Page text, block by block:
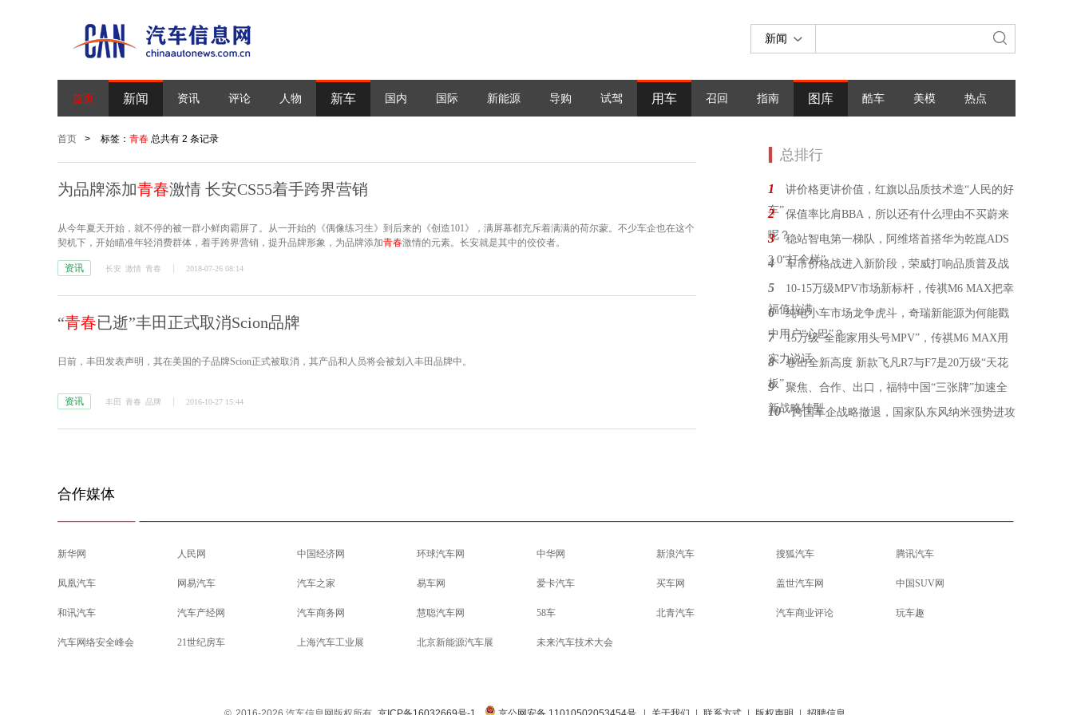
新闻
首页 新闻 资讯 评论 人物 新车 国内 国际 新能源 导购 试驾 用车 召回 指南 图库 酷车 美模 热点
首页 > 标签： 青春 总共有 2 条记录
为品牌添加青春激情 长安CS55着手跨界营销
从今年夏天开始，就不停的被一群小鲜肉霸屏了。从一开始的《偶像练习生》到后来的《创造101》，满屏幕都充斥着满满的荷尔蒙。不少车企也在这个
契机下，开始瞄准年轻消费群体，着手跨界营销，提升品牌形象，为品牌添加青春激情的元素。长安就是其中的佼佼者。
资讯 长安 激情 青春 2018-07-26 08:14
“青春已逝”丰田正式取消Scion品牌
日前，丰田发表声明，其在美国的子品牌Scion正式被取消，其产品和人员将会被划入丰田品牌中。
资讯 丰田 青春 品牌 2016-10-27 15:44
总排行
1
讲价格更讲价值，红旗以品质技术造“人民的好
车”
2
保值率比肩BBA，所以还有什么理由不买蔚来
呢？
3
稳站智电第一梯队，阿维塔首搭华为乾崑ADS
3.0“打个样”
4 车市价格战进入新阶段，荣威打响品质普及战
5
10-15万级MPV市场新标杆，传祺M6 MAX把幸
福值拉满
6
纯电小车市场龙争虎斗，奇瑞新能源为何能戳
中用户“心巴”？
7
15万级“全能家用头号MPV”，传祺M6 MAX用
实力说话
8
卷出全新高度 新款飞凡R7与F7是20万级“天花
板”
9
聚焦、合作、出口，福特中国“三张牌”加速全
新战略转型
10 跨国车企战略撤退，国家队东风纳米强势进攻
合作媒体
新华网 人民网 中国经济网 环球汽车网 中华网 新浪汽车 搜狐汽车 腾讯汽车
凤凰汽车 网易汽车 汽车之家 易车网 爱卡汽车 买车网 盖世汽车网 中国SUV网
和讯汽车 汽车产经网 汽车商务网 慧聪汽车网 58车 北青汽车 汽车商业评论 玩车趣
汽车网络安全峰会 21世纪房车 上海汽车工业展 北京新能源汽车展 未来汽车技术大会